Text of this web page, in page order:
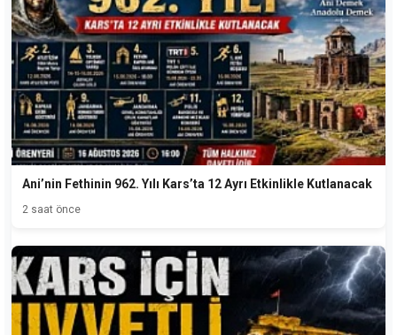
Ani’nin Fethinin 962. Yılı Kars’ta 12 Ayrı Etkinlikle Kutlanacak
2 saat önce